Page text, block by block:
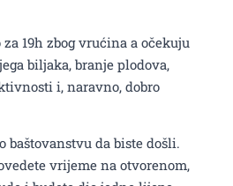
19h zbog vrućina a očekuju
biljaka, branje plodova,
i, naravno, dobro
baštovanstvu da biste došli.
vrijeme na otvorenom,